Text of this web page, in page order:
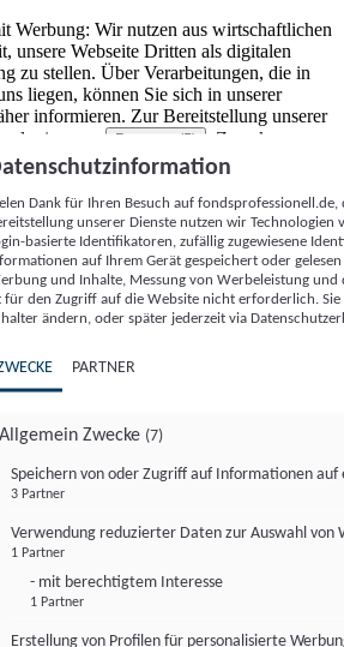
Werbung: Wir nutzen aus wirtschaftlichen
unsere Webseite Dritten als digitalen
zu stellen. Über Verarbeitungen, die in
liegen, können Sie sich in unserer
informieren. Zur Bereitstellung unserer
von
Partnern (5)
. Zwecke:
Inhalte, Messung von Werbeleistung
Inhalten sowie Zielgruppenforschung.
ähnliche Online-Kennungen (z. B. login-
generierte Kennungen,
können zusammen mit anderen
und Browserinformationen,
unterstützte Technologien usw.) auf
oder von dort ausgelesen werden, um es
wenn es eine App oder einer Webseite
einen oder mehrere der hier aufgeführten
Dank für Ihren Besuch auf
unserer Dienste nutzen wir Technologien
basierte Identifikatoren, zufällig zugewiesene
auf Ihrem Gerät gespeichert oder
und Inhalte, Messung von Werbeleistung
für den Zugriff auf die Website nicht erforderlich.
ändern, oder später jederzeit via
PARTNER
Allgemein Zwecke (7)
Speichern von oder Zugriff auf Informationen auf
3 Partner
Verwendung reduzierter Daten zur Auswahl von
1 Partner
- mit berechtigtem Interesse
1 Partner
Erstellung von Profilen für personalisierte